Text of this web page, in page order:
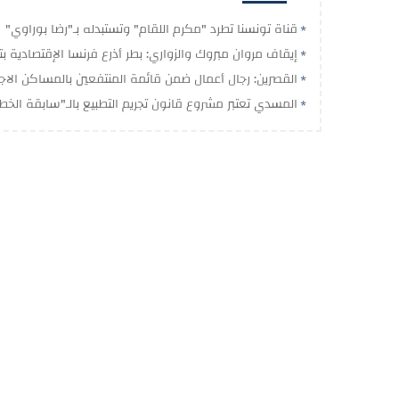
قناة تونسنا تطرد "مكرم اللقام" وتستبدله بـ"رضا بوراوي"
إيقاف مروان مبروك والزواري: بطر أذرع فرنسا الإقتصادية
القصرين: رجال أعمال ضمن قائمة المنتفعين بالمساكن
المسدي تعتبر مشروع قانون تجريم التطبيع بالـ"سابقة